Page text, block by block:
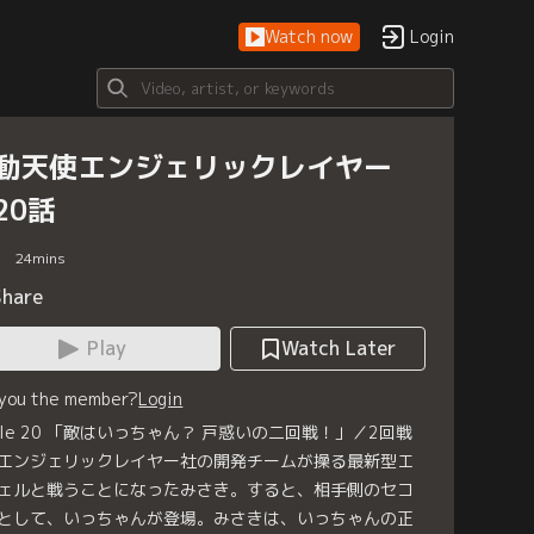
Watch now Login
天使エンジェリックレイヤー
話
24mins
Play
Watch Later
the member?Login
20 「敵はいっちゃん？ 戸惑いの二回戦！」／2回戦
ンジェリックレイヤー社の開発チームが操る最新型エ
ルと戦うことになったみさき。すると、相手側のセコ
して、いっちゃんが登場。みさきは、いっちゃんの正